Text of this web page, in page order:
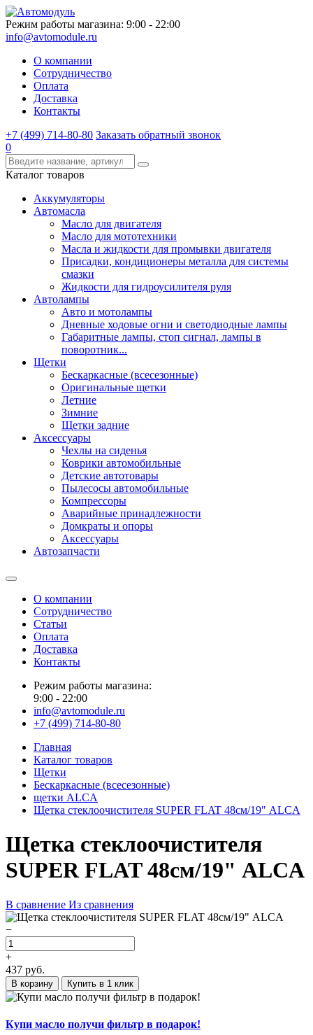
Режим работы магазина: 9:00 - 22:00
info@avtomodule.ru
О компании
Сотрудничество
Оплата
Доставка
Контакты
+7 (499) 714-80-80 Заказать обратный звонок
0
Каталог товаров
Аккумуляторы
Автомасла
Масло для двигателя
Масло для мототехники
Масла и жидкости для промывки двигателя
Присадки, кондиционеры металла для системы
смазки
Жидкости для гидроусилителя руля
Автолампы
Авто и мотолампы
Дневные ходовые огни и светодиодные лампы
Габаритные лампы, стоп сигнал, лампы в
поворотник...
Щетки
Бескаркасные (всесезонные)
Оригинальные щетки
Летние
Зимние
Щетки задние
Аксессуары
Чехлы на сиденья
Коврики автомобильные
Детские автотовары
Пылесосы автомобильные
Компрессоры
Аварийные принадлежности
Домкраты и опоры
Аксессуары
Автозапчасти
О компании
Сотрудничество
Статьи
Оплата
Доставка
Контакты
Режим работы магазина:
9:00 - 22:00
info@avtomodule.ru
+7 (499) 714-80-80
Главная
Каталог товаров
Щетки
Бескаркасные (всесезонные)
щетки ALCA
Щетка стеклоочистителя SUPER FLAT 48см/19" ALCA
Щетка стеклоочистителя
SUPER FLAT 48см/19" ALCA
В сравнение Из сравнения
−
+
437 руб.
В корзину Купить в 1 клик
Купи масло получи фильтр в подарок!